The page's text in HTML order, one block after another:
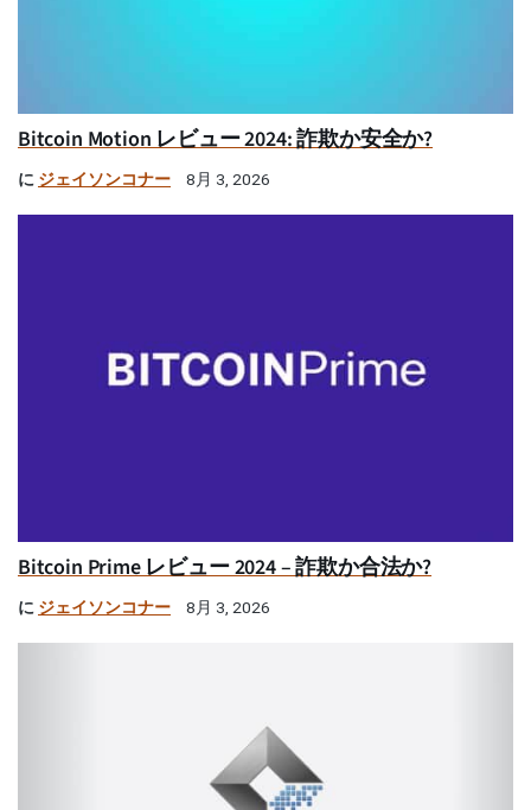
Bitcoin Motion レビュー 2024: 詐欺か安全か?
に ジェイソンコナー 8月 3, 2026
Bitcoin Prime レビュー 2024 – 詐欺か合法か?
に ジェイソンコナー 8月 3, 2026